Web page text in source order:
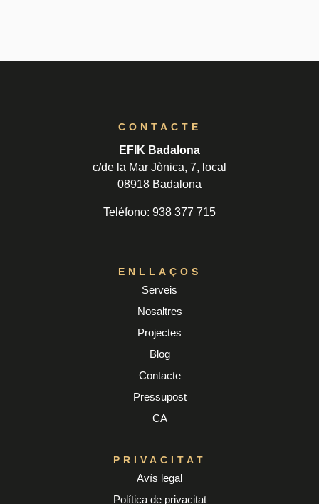
CONTACTE
EFIK Badalona
c/de la Mar Jònica, 7, local
08918 Badalona
Teléfono: 938 377 715
ENLLAÇOS
Serveis
Nosaltres
Projectes
Blog
Contacte
Pressupost
CA
PRIVACITAT
Avís legal
Política de privacitat